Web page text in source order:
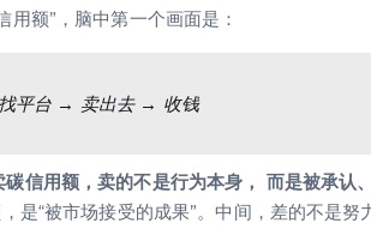
用额”，脑中第一个画面是：
平台 → 卖出去 → 收钱
碳信用额，卖的不是行为本身， 而是被承认
是“被市场接受的成果”。中间，差的不是努